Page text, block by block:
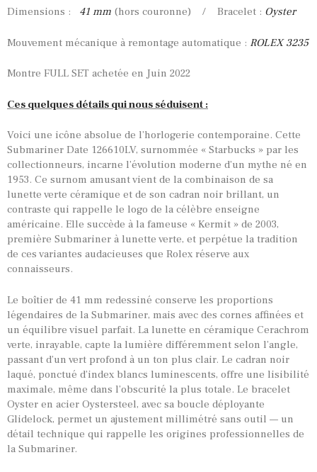
TOUTES NOS VINTAGES
MONTRES PAR HISTOIRES
CONTACTS & HISTORIQUE
Dimensions : 41 mm (hors couronne) / Bracelet : Oyster
Mouvement mécanique à remontage automatique : ROLEX 3235
Montre FULL SET achetée en Juin 2022
Ces quelques détails qui nous séduisent :
Voici une icône absolue de l’horlogerie contemporaine. Cette
Submariner Date 126610LV, surnommée « Starbucks » par les
collectionneurs, incarne l’évolution moderne d’un mythe né en
1953. Ce surnom amusant vient de la combinaison de sa
lunette verte céramique et de son cadran noir brillant, un
contraste qui rappelle le logo de la célèbre enseigne
américaine. Elle succède à la fameuse « Kermit » de 2003,
première Submariner à lunette verte, et perpétue la tradition
de ces variantes audacieuses que Rolex réserve aux
connaisseurs.
Le boîtier de 41 mm redessiné conserve les proportions
légendaires de la Submariner, mais avec des cornes affinées et
un équilibre visuel parfait. La lunette en céramique Cerachrom
verte, inrayable, capte la lumière différemment selon l’angle,
passant d’un vert profond à un ton plus clair. Le cadran noir
laqué, ponctué d’index blancs luminescents, offre une lisibilité
maximale, même dans l’obscurité la plus totale. Le bracelet
Oyster en acier Oystersteel, avec sa boucle déployante
Glidelock, permet un ajustement millimétré sans outil — un
détail technique qui rappelle les origines professionnelles de
la Submariner.